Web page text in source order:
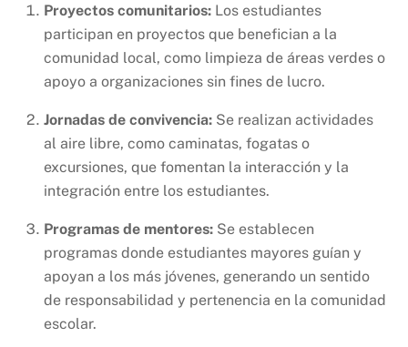
Proyectos comunitarios: Los estudiantes
participan en proyectos que benefician a la
comunidad local, como limpieza de áreas verdes o
apoyo a organizaciones sin fines de lucro.
Jornadas de convivencia: Se realizan actividades
al aire libre, como caminatas, fogatas o
excursiones, que fomentan la interacción y la
integración entre los estudiantes.
Programas de mentores: Se establecen
programas donde estudiantes mayores guían y
apoyan a los más jóvenes, generando un sentido
de responsabilidad y pertenencia en la comunidad
escolar.